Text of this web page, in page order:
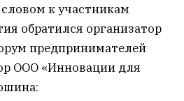
к участникам
обратился организатор
предпринимателей
ООО «Инновации для